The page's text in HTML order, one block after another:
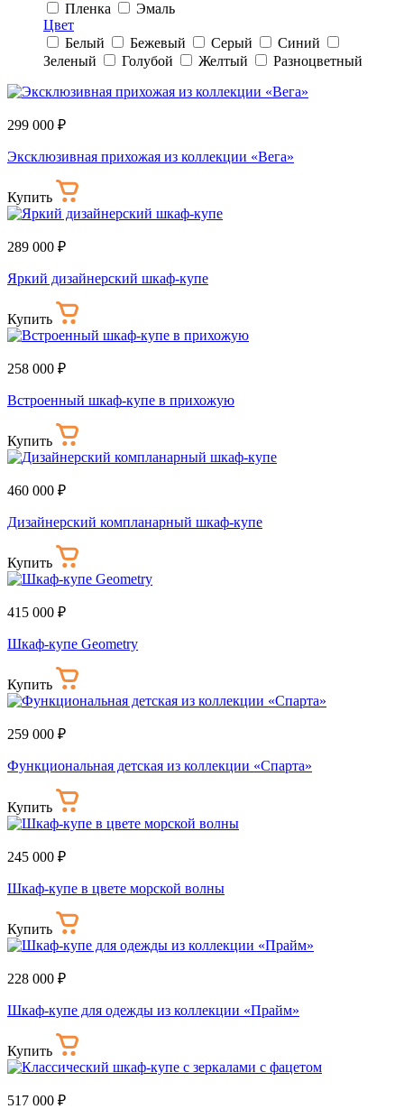
Пленка
Эмаль
Цвет
Белый
Бежевый Серый
Синий
Зеленый
Голубой Желтый Разноцветный
299 000 ₽
Эксклюзивная прихожая из коллекции «Вега»
Купить
289 000 ₽
Яркий дизайнерский шкаф-купе
Купить
258 000 ₽
Встроенный шкаф-купе в прихожую
Купить
460 000 ₽
Дизайнерский компланарный шкаф-купе
Купить
415 000 ₽
Шкаф-купе Geometry
Купить
259 000 ₽
Функциональная детская из коллекции «Спарта»
Купить
245 000 ₽
Шкаф-купе в цвете морской волны
Купить
228 000 ₽
Шкаф-купе для одежды из коллекции «Прайм»
Купить
517 000 ₽